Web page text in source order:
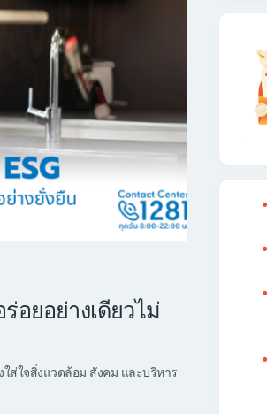
อยอย่างเดียวไม่
ส่ใจสิ่งแวดล้อม สังคม และบริหาร